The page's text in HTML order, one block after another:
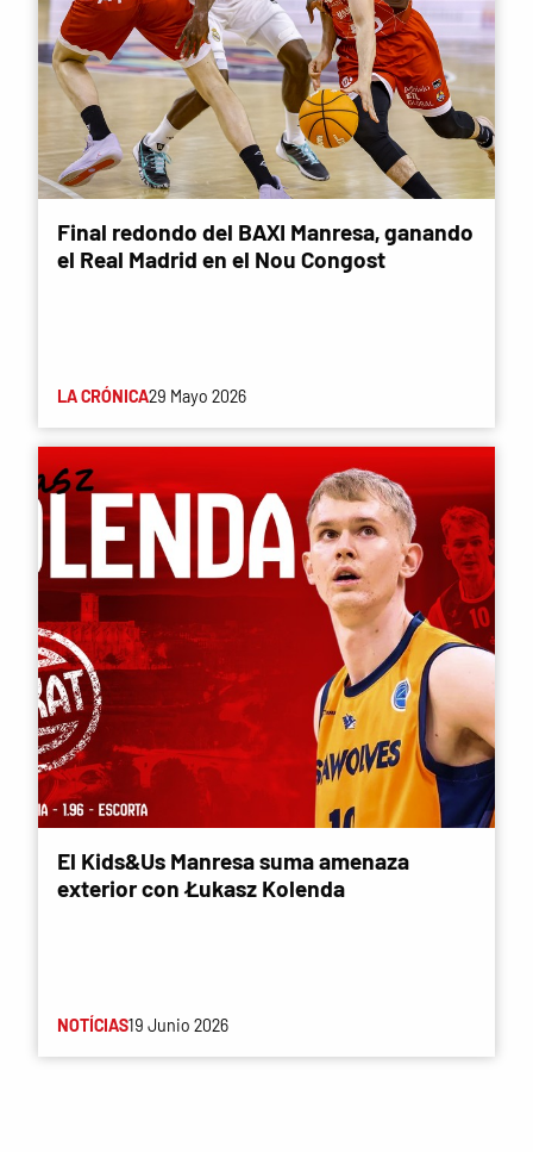
Final redondo del BAXI Manresa, ganando
el Real Madrid en el Nou Congost
LA CRÓNICA29 Mayo 2026
El Kids&Us Manresa suma amenaza
exterior con Łukasz Kolenda
NOTÍCIAS19 Junio 2026